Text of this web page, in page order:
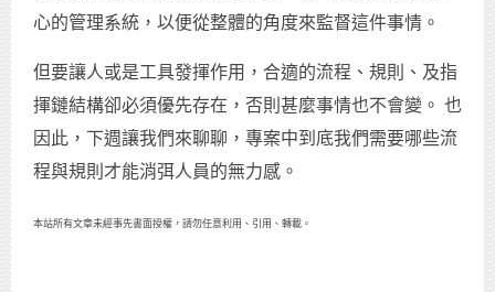
心的管理系統，以便從整體的角度來監督這件事情。
但要讓人或是工具發揮作用，合適的流程、規則、及指
揮鏈結構卻必須優先存在，否則甚麼事情也不會變。 也
因此，下週讓我們來聊聊，專案中到底我們需要哪些流
程與規則才能消弭人員的無力感。
本站所有文章未經事先書面授權，請勿任意利用、引用、轉載。